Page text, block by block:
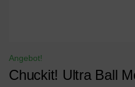
Angebot!
Chuckit! Ultra Ball